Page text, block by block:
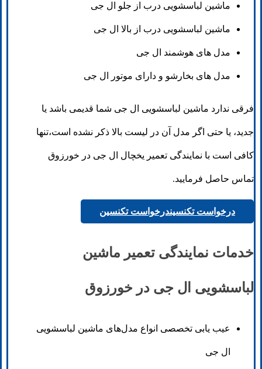
ماشین لباسشویی درب از جلو ال جی
ماشین لباسشویی درب از بالا ال جی
مدل های هوشمند ال جی
مدل های بخارشو و دارای موتور ال جی
فرقی ندارد ماشین لباسشویی ال جی شما قدیمی باشد یا
جدید، یا حتی اگر مدل آن در لیست بالا ذکر نشده است،تنها
کافی است با نمایندگی تعمیر یخچال ال جی در خورزوق
تماس حاصل فرمایید.
درخواست تکنسیندرخواست تکنسین
خدمات نمایندگی تعمیر ماشین
لباسشویی ال جی در خورزوق
عیب‌ یابی تخصصی انواع مدل‌های ماشین لباسشویی
ال جی